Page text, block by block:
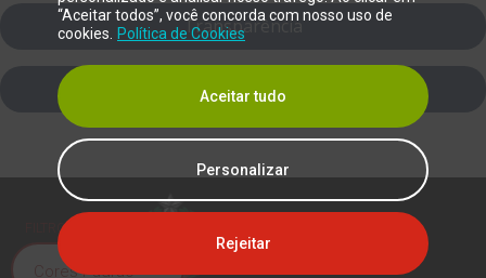
“Aceitar todos”, você concorda com nosso uso de
cookies.
Política de Cookies
Personalizar
Rejeitar
Aceitar tudo
FILTRO DE DALTONISMO
Transparência
SIC